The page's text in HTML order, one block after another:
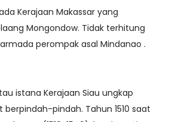
Kerajaan Makassar yang
Mongondow. Tidak terhitung
perompak asal Mindanao .
istana Kerajaan Siau ungkap
pindah. Tahun 1510 saat